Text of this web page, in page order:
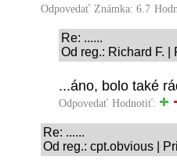
Odpovedať Známka: 6.7
Re: ......
Od reg.: Richard F. |
...áno, bolo také
Odpovedať Hodnotiť:
Re: ......
Od reg.: cpt.obvious |